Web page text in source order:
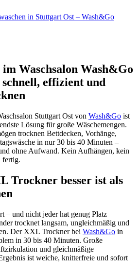
Waschsalon Wash&Go
effizient und
Stuttgart Ost von Wash&Go ist
Lösung für große Wäschemengen.
trocknen Bettdecken, Vorhänge,
in nur 30 bis 40 Minuten –
ohne Aufwand. Kein Aufhängen, kein
fertig.
Trockner besser ist als
– und nicht jeder hat genug Platz
trocknet langsam, ungleichmäßig und
Der XXL Trockner bei Wash&Go in
in 30 bis 40 Minuten. Große
und gleichmäßige
ist weiche, knitterfreie und sofort